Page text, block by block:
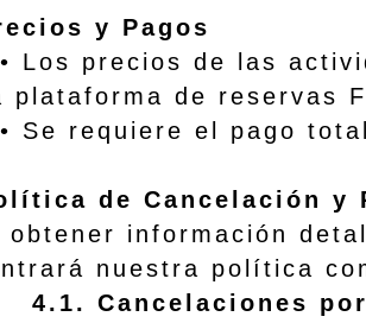
y Pagos
precios de las
plataforma de reservas
requiere el pago total
de Cancelación y
obtener información
nuestra política
4.1. Cancelaciones